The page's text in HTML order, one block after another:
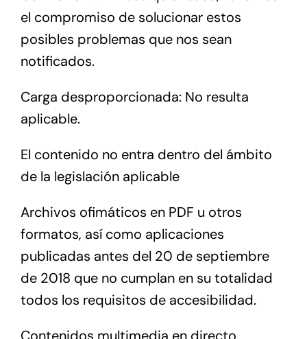
el compromiso de solucionar estos
posibles problemas que nos sean
notificados.
Carga desproporcionada: No resulta
aplicable.
El contenido no entra dentro del ámbito
de la legislación aplicable
Archivos ofimáticos en PDF u otros
formatos, así como aplicaciones
publicadas antes del 20 de septiembre
de 2018 que no cumplan en su totalidad
todos los requisitos de accesibilidad.
Contenidos multimedia en directo.